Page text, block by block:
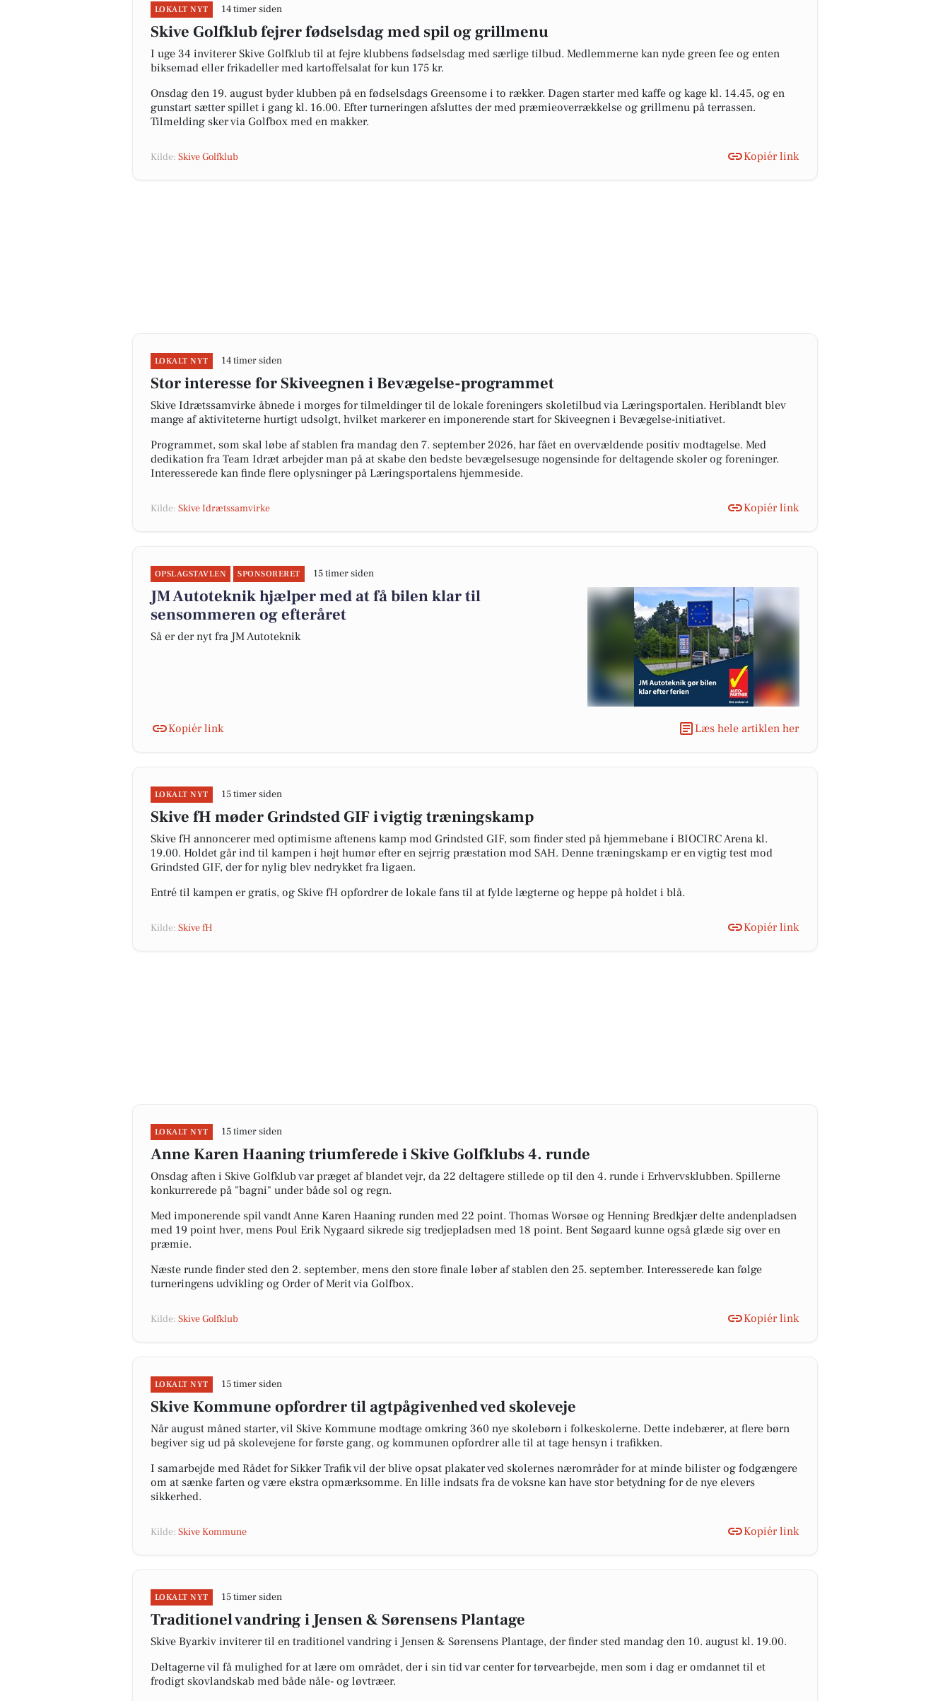
LOKALT NYT 14 timer siden
Skive Golfklub fejrer fødselsdag med spil og grillmenu
I uge 34 inviterer Skive Golfklub til at fejre klubbens fødselsdag med særlige tilbud. Medlemmerne kan nyde green fee og enten
biksemad eller frikadeller med kartoffelsalat for kun 175 kr.
Onsdag den 19. august byder klubben på en fødselsdags Greensome i to rækker. Dagen starter med kaffe og kage kl. 14.45, og en
gunstart sætter spillet i gang kl. 16.00. Efter turneringen afsluttes der med præmieoverrækkelse og grillmenu på terrassen.
Tilmelding sker via Golfbox med en makker.
Kilde: Skive Golfklub Kopiér link
LOKALT NYT 14 timer siden
Stor interesse for Skiveegnen i Bevægelse-programmet
Skive Idrætssamvirke åbnede i morges for tilmeldinger til de lokale foreningers skoletilbud via Læringsportalen. Heriblandt blev
mange af aktiviteterne hurtigt udsolgt, hvilket markerer en imponerende start for Skiveegnen i Bevægelse-initiativet.
Programmet, som skal løbe af stablen fra mandag den 7. september 2026, har fået en overvældende positiv modtagelse. Med
dedikation fra Team Idræt arbejder man på at skabe den bedste bevægelsesuge nogensinde for deltagende skoler og foreninger.
Interesserede kan finde flere oplysninger på Læringsportalens hjemmeside.
Kilde: Skive Idrætssamvirke Kopiér link
OPSLAGSTAVLEN SPONSORERET 15 timer siden
JM Autoteknik hjælper med at få bilen klar til
sensommeren og efteråret
Så er der nyt fra JM Autoteknik
Kopiér link Læs hele artiklen her
LOKALT NYT 15 timer siden
Skive fH møder Grindsted GIF i vigtig træningskamp
Skive fH annoncerer med optimisme aftenens kamp mod Grindsted GIF, som finder sted på hjemmebane i BIOCIRC Arena kl.
19.00. Holdet går ind til kampen i højt humør efter en sejrrig præstation mod SAH. Denne træningskamp er en vigtig test mod
Grindsted GIF, der for nylig blev nedrykket fra ligaen.
Entré til kampen er gratis, og Skive fH opfordrer de lokale fans til at fylde lægterne og heppe på holdet i blå.
Kilde: Skive fH Kopiér link
LOKALT NYT 15 timer siden
Anne Karen Haaning triumferede i Skive Golfklubs 4. runde
Onsdag aften i Skive Golfklub var præget af blandet vejr, da 22 deltagere stillede op til den 4. runde i Erhvervsklubben. Spillerne
konkurrerede på "bagni" under både sol og regn.
Med imponerende spil vandt Anne Karen Haaning runden med 22 point. Thomas Worsøe og Henning Bredkjær delte andenpladsen
med 19 point hver, mens Poul Erik Nygaard sikrede sig tredjepladsen med 18 point. Bent Søgaard kunne også glæde sig over en
præmie.
Næste runde finder sted den 2. september, mens den store finale løber af stablen den 25. september. Interesserede kan følge
turneringens udvikling og Order of Merit via Golfbox.
Kilde: Skive Golfklub Kopiér link
LOKALT NYT 15 timer siden
Skive Kommune opfordrer til agtpågivenhed ved skoleveje
Når august måned starter, vil Skive Kommune modtage omkring 360 nye skolebørn i folkeskolerne. Dette indebærer, at flere børn
begiver sig ud på skolevejene for første gang, og kommunen opfordrer alle til at tage hensyn i trafikken.
I samarbejde med Rådet for Sikker Trafik vil der blive opsat plakater ved skolernes nærområder for at minde bilister og fodgængere
om at sænke farten og være ekstra opmærksomme. En lille indsats fra de voksne kan have stor betydning for de nye elevers
sikkerhed.
Kilde: Skive Kommune Kopiér link
LOKALT NYT 15 timer siden
Traditionel vandring i Jensen & Sørensens Plantage
Skive Byarkiv inviterer til en traditionel vandring i Jensen & Sørensens Plantage, der finder sted mandag den 10. august kl. 19.00.
Deltagerne vil få mulighed for at lære om området, der i sin tid var center for tørvearbejde, men som i dag er omdannet til et
frodigt skovlandskab med både nåle- og løvtræer.